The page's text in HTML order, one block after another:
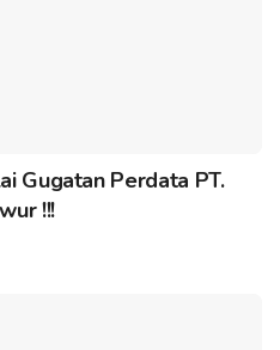
Gugatan Perdata PT.
!!!